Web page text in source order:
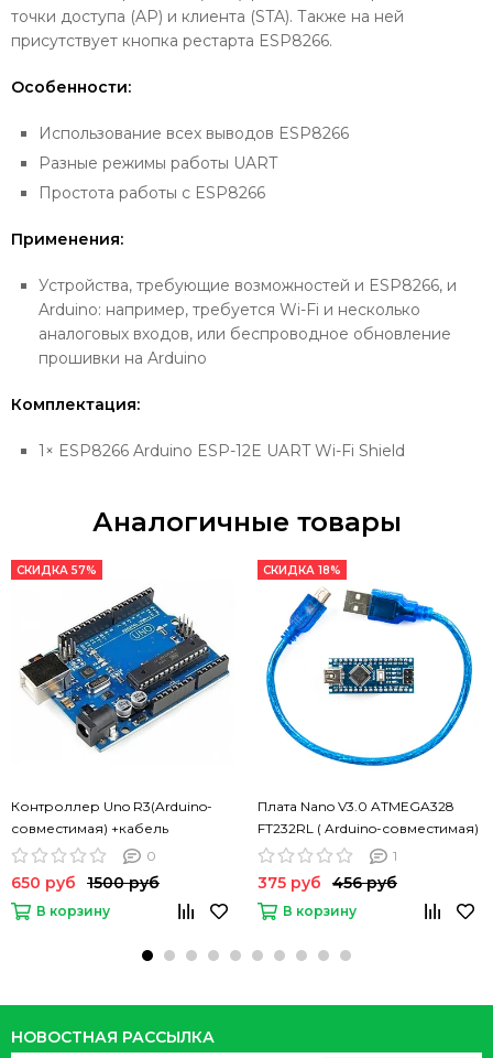
точки доступа (AP) и клиента (STA). Также на ней
присутствует кнопка рестарта ESP8266.
Особенности:
Использование всех выводов ESP8266
Разные режимы работы UART
Простота работы с ESP8266
Применения:
Устройства, требующие возможностей и ESP8266, и
Arduino: например, требуется Wi-Fi и несколько
аналоговых входов, или беспроводное обновление
прошивки на Arduino
Комплектация:
1× ESP8266 Arduino ESP-12E UART Wi-Fi Shield
Аналогичные товары
СКИДКА 57%
Контроллер Uno R3(Arduino-
совместимая) +кабель
0
650 руб 1500 руб
В корзину
СКИДКА 18%
Плата Nano V3.0 ATMEGA328
FT232RL ( Arduino-совместимая)
1
375 руб 456 руб
В корзину
НОВОСТНАЯ РАССЫЛКА